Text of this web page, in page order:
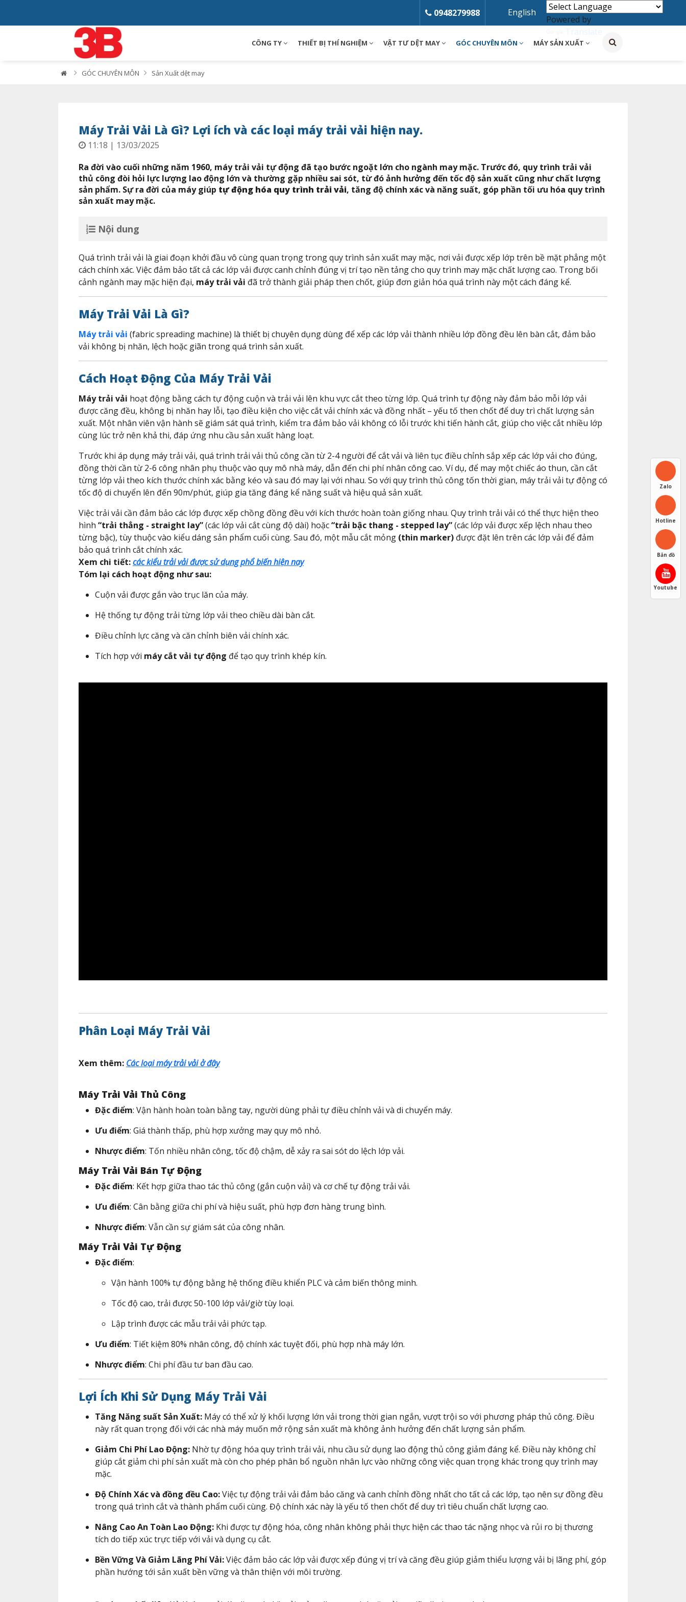
Powered by
Translate
English
0948279988
CÔNG TY THIẾT BỊ THÍ NGHIỆM VẬT TƯ DỆT MAY GÓC CHUYÊN MÔN MÁY SẢN XUẤT
GÓC CHUYÊN MÔN Sản Xuất dệt may
Máy Trải Vải Là Gì? Lợi ích và các loại máy trải vải hiện nay.
11:18 | 13/03/2025
Ra đời vào cuối những năm 1960, máy trải vải tự động đã tạo bước ngoặt lớn cho ngành may mặc. Trước đó, quy trình trải vải
thủ công đòi hỏi lực lượng lao động lớn và thường gặp nhiều sai sót, từ đó ảnh hưởng đến tốc độ sản xuất cũng như chất lượng
sản phẩm. Sự ra đời của máy giúp tự động hóa quy trình trải vải, tăng độ chính xác và năng suất, góp phần tối ưu hóa quy trình
sản xuất may mặc.
Nội dung
Quá trình trải vải là giai đoạn khởi đầu vô cùng quan trọng trong quy trình sản xuất may mặc, nơi vải được xếp lớp trên bề mặt phẳng một
cách chính xác. Việc đảm bảo tất cả các lớp vải được canh chỉnh đúng vị trí tạo nền tảng cho quy trình may mặc chất lượng cao. Trong bối
cảnh ngành may mặc hiện đại, máy trải vải đã trở thành giải pháp then chốt, giúp đơn giản hóa quá trình này một cách đáng kể.
Máy Trải Vải Là Gì?
Máy trải vải (fabric spreading machine) là thiết bị chuyên dụng dùng để xếp các lớp vải thành nhiều lớp đồng đều lên bàn cắt, đảm bảo
vải không bị nhăn, lệch hoặc giãn trong quá trình sản xuất.
Cách Hoạt Động Của Máy Trải Vải
Máy trải vải hoạt động bằng cách tự động cuộn và trải vải lên khu vực cắt theo từng lớp. Quá trình tự động này đảm bảo mỗi lớp vải
được căng đều, không bị nhăn hay lỗi, tạo điều kiện cho việc cắt vải chính xác và đồng nhất – yếu tố then chốt để duy trì chất lượng sản
xuất. Một nhân viên vận hành sẽ giám sát quá trình, kiểm tra đảm bảo vải không có lỗi trước khi tiến hành cắt, giúp cho việc cắt nhiều lớp
cùng lúc trở nên khả thi, đáp ứng nhu cầu sản xuất hàng loạt.
Trước khi áp dụng máy trải vải, quá trình trải vải thủ công cần từ 2-4 người để cắt vải và liên tục điều chỉnh sắp xếp các lớp vải cho đúng,
đồng thời cần từ 2-6 công nhân phụ thuộc vào quy mô nhà máy, dẫn đến chi phí nhân công cao. Ví dụ, để may một chiếc áo thun, cần cắt
từng lớp vải theo kích thước chính xác bằng kéo và sau đó may lại với nhau. So với quy trình thủ công tốn thời gian, máy trải vải tự động có
tốc độ di chuyển lên đến 90m/phút, giúp gia tăng đáng kể năng suất và hiệu quả sản xuất.
Việc trải vải cần đảm bảo các lớp được xếp chồng đồng đều với kích thước hoàn toàn giống nhau. Quy trình trải vải có thể thực hiện theo
hình “trải thẳng - straight lay”(các lớp vải cắt cùng độ dài) hoặc“trải bậc thang - stepped lay”(các lớp vải được xếp lệch nhau theo
từng bậc), tùy thuộc vào kiểu dáng sản phẩm cuối cùng. Sau đó, một mẫu cắt mỏng (thin marker) được đặt lên trên các lớp vải để đảm
bảo quá trình cắt chính xác.
Xem chi tiết:các kiểu trải vải được sử dụng phổ biến hiện nay
Tóm lại cách hoạt động như sau:
Cuộn vải được gắn vào trục lăn của máy.
Hệ thống tự động trải từng lớp vải theo chiều dài bàn cắt.
Điều chỉnh lực căng và căn chỉnh biên vải chính xác.
Tích hợp với máy cắt vải tự động để tạo quy trình khép kín.
Phân Loại Máy Trải Vải
Xem thêm: Các loại máy trải vải ở đây
Máy Trải Vải Thủ Công
Đặc điểm: Vận hành hoàn toàn bằng tay, người dùng phải tự điều chỉnh vải và di chuyển máy.
Ưu điểm: Giá thành thấp, phù hợp xưởng may quy mô nhỏ.
Nhược điểm: Tốn nhiều nhân công, tốc độ chậm, dễ xảy ra sai sót do lệch lớp vải.
Máy Trải Vải Bán Tự Động
Đặc điểm: Kết hợp giữa thao tác thủ công (gắn cuộn vải) và cơ chế tự động trải vải.
Ưu điểm: Cân bằng giữa chi phí và hiệu suất, phù hợp đơn hàng trung bình.
Nhược điểm: Vẫn cần sự giám sát của công nhân.
Máy Trải Vải Tự Động
Đặc điểm:
Vận hành 100% tự động bằng hệ thống điều khiển PLC và cảm biến thông minh.
Tốc độ cao, trải được 50-100 lớp vải/giờ tùy loại.
Lập trình được các mẫu trải vải phức tạp.
Ưu điểm: Tiết kiệm 80% nhân công, độ chính xác tuyệt đối, phù hợp nhà máy lớn.
Nhược điểm: Chi phí đầu tư ban đầu cao.
Lợi Ích Khi Sử Dụng Máy Trải Vải
Tăng Năng suất Sản Xuất: Máy có thể xử lý khối lượng lớn vải trong thời gian ngắn, vượt trội so với phương pháp thủ công. Điều
này rất quan trọng đối với các nhà máy muốn mở rộng sản xuất mà không ảnh hưởng đến chất lượng sản phẩm.
Giảm Chi Phí Lao Động: Nhờ tự động hóa quy trình trải vải, nhu cầu sử dụng lao động thủ công giảm đáng kể. Điều này không chỉ
giúp cắt giảm chi phí sản xuất mà còn cho phép phân bổ nguồn nhân lực vào những công việc quan trọng khác trong quy trình may
mặc.
Độ Chính Xác và đồng đều Cao:Việc tự động trải vải đảm bảo căng và canh chỉnh đồng nhất cho tất cả các lớp, tạo nên sự đồng đều
trong quá trình cắt và thành phẩm cuối cùng. Độ chính xác này là yếu tố then chốt để duy trì tiêu chuẩn chất lượng cao.
Nâng Cao An Toàn Lao Động: Khi được tự động hóa, công nhân không phải thực hiện các thao tác nặng nhọc và rủi ro bị thương
tích do tiếp xúc trực tiếp với vải và dụng cụ cắt.
Bền Vững Và Giảm Lãng Phí Vải:Việc đảm bảo các lớp vải được xếp đúng vị trí và căng đều giúp giảm thiểu lượng vải bị lãng phí, góp
phần hướng tới sản xuất bền vững và thân thiện với môi trường.
Zalo
Hotline
Bản đồ
Youtube